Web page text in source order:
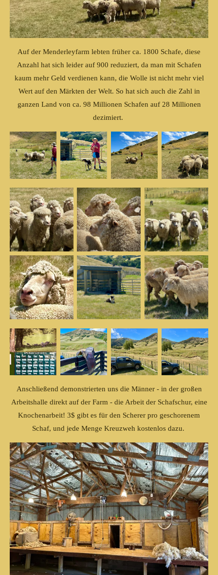
Auf der Menderleyfarm lebten früher ca. 1800 Schafe, diese
Anzahl hat sich leider auf 900 reduziert, da man mit Schafen
kaum mehr Geld verdienen kann, die Wolle ist nicht mehr viel
Wert auf den Märkten der Welt. So hat sich auch die Zahl in
ganzen Land von ca. 98 Millionen Schafen auf 28 Millionen
dezimiert.
Anschließend demonstrierten uns die Männer - in der großen
Arbeitshalle direkt auf der Farm - die Arbeit der Schafschur, eine
Knochenarbeit! 3$ gibt es für den Scherer pro geschorenem
Schaf, und jede Menge Kreuzweh kostenlos dazu.